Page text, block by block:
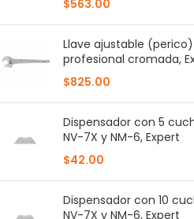
$563.00
Llave ajustable (perico)
profesional cromada,
$825.00
Dispensador con 5
NV-7X y NM-6, Expert
$42.00
Dispensador con 10
NV-7X y NM-6, Expert